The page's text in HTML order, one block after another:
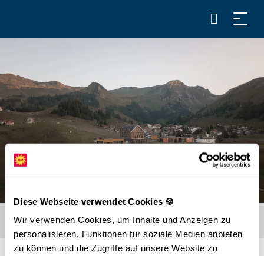
Diese Webseite verwendet Cookies 🍪
Wir verwenden Cookies, um Inhalte und Anzeigen zu
personalisieren, Funktionen für soziale Medien anbieten
zu können und die Zugriffe auf unsere Website zu